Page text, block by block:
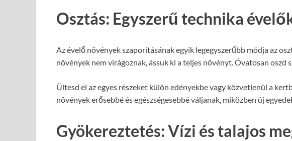
Osztás: Egyszerű technika
Az évelő növények szaporításának egyik legegyszerűbb módja az
növények nem virágoznak, ássuk ki a teljes növényt. Óvatosan oszd
Ültesd el az egyes részeket külön edényekbe vagy közvetlenül a
növények erősebbé és egészségesebbé váljanak, miközben új
Gyökereztetés: Vízi és talajos